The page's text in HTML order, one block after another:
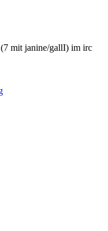
mit janine/gallI) im irc